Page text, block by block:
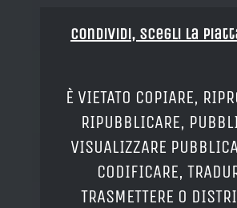
Condividi, Scegli la
È VIETATO COPIARE,
RIPUBBLICARE,
VISUALIZZARE
CODIFICARE,
TRASMETTERE O